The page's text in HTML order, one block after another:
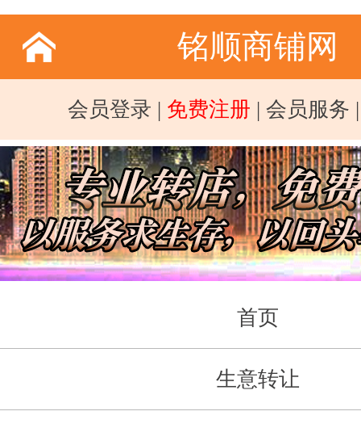
铭顺商铺网
会员登录 | 免费注册 | 会员服务
首页
生意转让